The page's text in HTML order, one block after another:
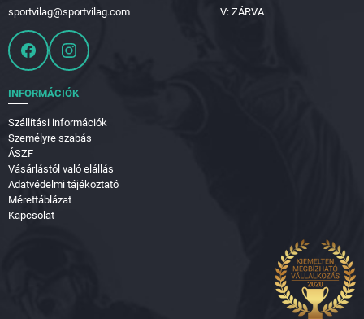
sportvilag@sportvilag.com
V: ZÁRVA
INFORMÁCIÓK
Szállítási információk
Személyre szabás
ÁSZF
Vásárlástól való elállás
Adatvédelmi tájékoztató
Mérettáblázat
Kapcsolat